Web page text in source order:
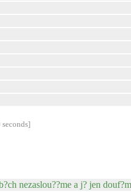
nezaslou??me a j? jen